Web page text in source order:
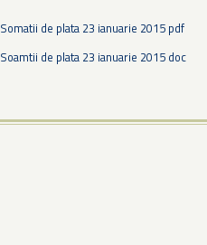
Somatii de plata 23 ianuarie 2015 pdf
Soamtii de plata 23 ianuarie 2015 doc